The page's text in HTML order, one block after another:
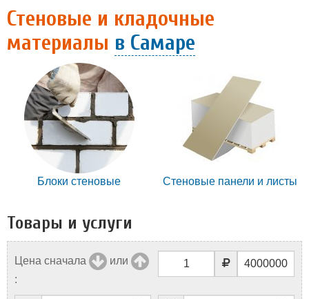
Стеновые и кладочные
материалы в Самаре
Блоки стеновые Стеновые панели и листы
Товары и услуги
Цена сначала
или
: